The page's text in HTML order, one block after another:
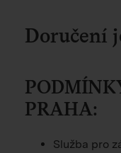
Doručení
PRAHA:
Služba pro